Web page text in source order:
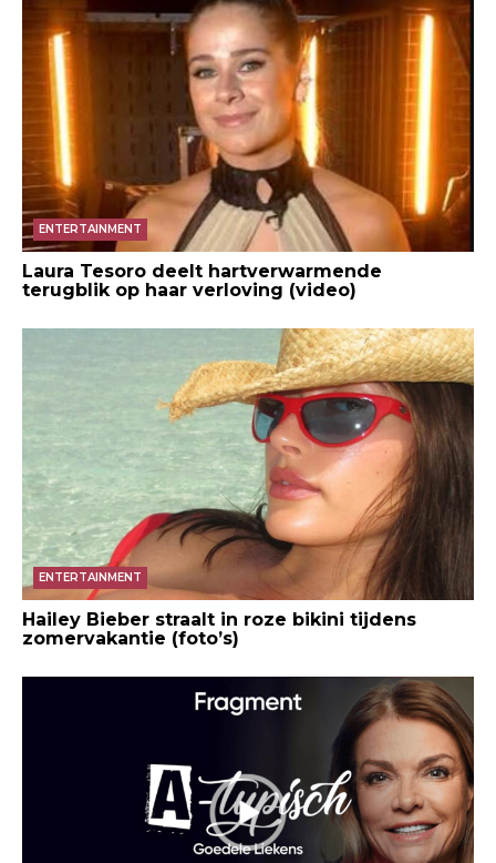
ENTERTAINMENT
Laura Tesoro deelt hartverwarmende
terugblik op haar verloving (video)
ENTERTAINMENT
Hailey Bieber straalt in roze bikini tijdens
zomervakantie (foto’s)